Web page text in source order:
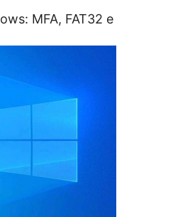
MFA, FAT32 e